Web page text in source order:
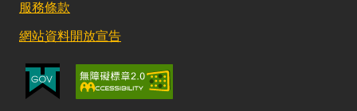
服務條款
網站資料開放宣告